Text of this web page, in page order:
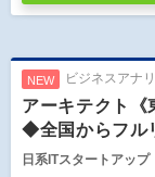
NEW ビジネスアナ
アーキテクト《
◆全国からフル
日系ITスタートアップ